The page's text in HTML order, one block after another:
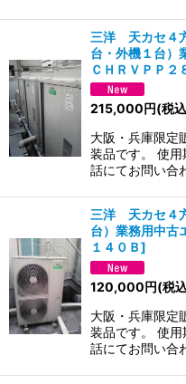
三洋 天カセ４
台・外機１台）
ＣＨＲＶＰＰ２
215,000円(税
大阪・兵庫限定
装品です。 使
話にてお問い
三洋 天カセ４
台）業務用中古
１４０Ｂ]
120,000円(税
大阪・兵庫限定
装品です。 使
話にてお問い